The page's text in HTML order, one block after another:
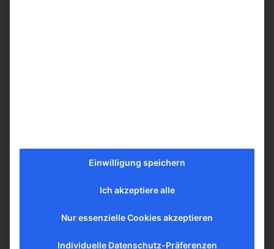
overall length of 34 mm in the motor head section.
Einwilligung speichern
Ich akzeptiere alle
Nur essenzielle Cookies akzeptieren
Individuelle Datenschutz-Präferenzen